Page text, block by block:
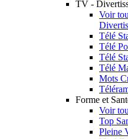
TV -
Voir
Télé
Télé
Télé
Télé
Mots
Forme et
Voir
Top
Pleine